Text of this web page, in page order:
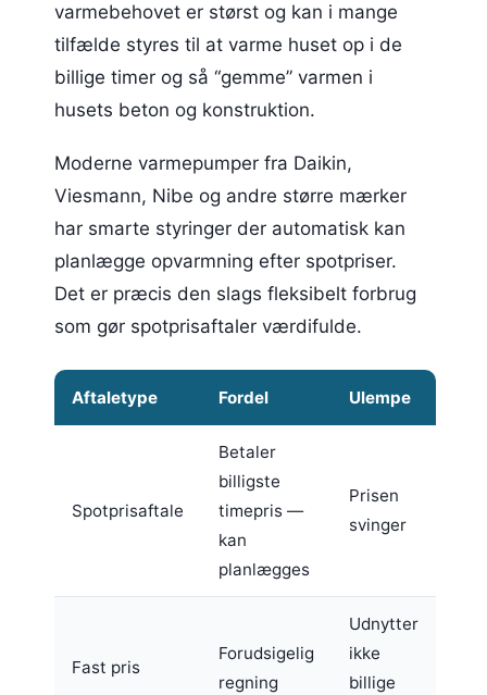
varmebehovet er størst og kan i mange
tilfælde styres til at varme huset op i de
billige timer og så “gemme” varmen i
husets beton og konstruktion.
Moderne varmepumper fra Daikin,
Viesmann, Nibe og andre større mærker
har smarte styringer der automatisk kan
planlægge opvarmning efter spotpriser.
Det er præcis den slags fleksibelt forbrug
som gør spotprisaftaler værdifulde.
Aftaletype Fordel Ulempe
Spotprisaftale
Betaler
billigste
timepris —
kan
planlægges
Prisen
svinger
Fast pris
Forudsigelig
regning
Udnytter
ikke
billige